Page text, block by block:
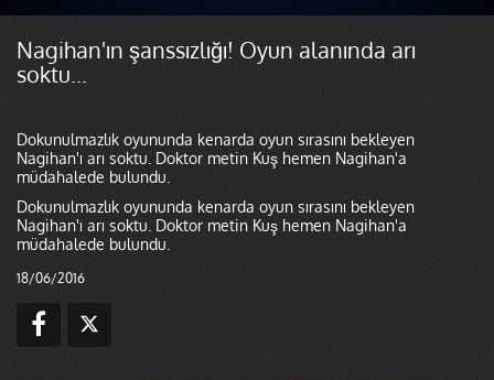
Nagihan'ın şanssızlığı! Oyun alanında arı
soktu...
Dokunulmazlık oyununda kenarda oyun sırasını bekleyen
Nagihan'ı arı soktu. Doktor metin Kuş hemen Nagihan'a
müdahalede bulundu.
Dokunulmazlık oyununda kenarda oyun sırasını bekleyen
Nagihan'ı arı soktu. Doktor metin Kuş hemen Nagihan'a
müdahalede bulundu.
18/06/2016